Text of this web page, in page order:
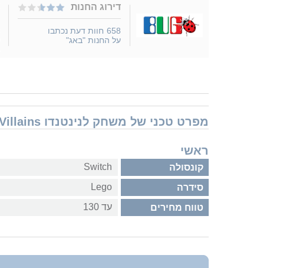
דירוג החנות
658 חוות דעת נכתבו
על החנות "באג"
מפרט טכני של משחק לנינטנדו Nintendo Switch Lego DC Super-Villains
ראשי
קונסולה Switch
סידרה Lego
טווח מחירים עד 130